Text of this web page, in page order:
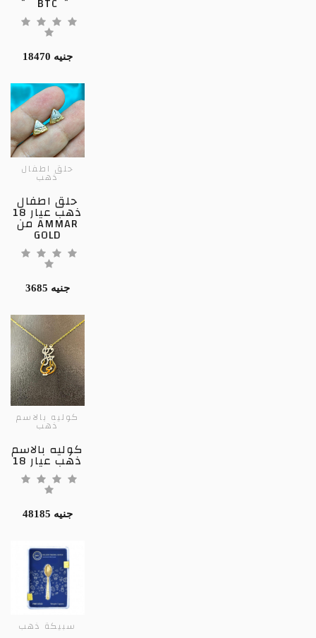
18470 جنيه
حلق اطفال
ذهب
حلق اطفال
ذهب عيار 18
من AMMAR
GOLD
3685 جنيه
كوليه بالاسم
ذهب
كوليه بالاسم
ذهب عيار 18
48185 جنيه
سبيكة ذهب